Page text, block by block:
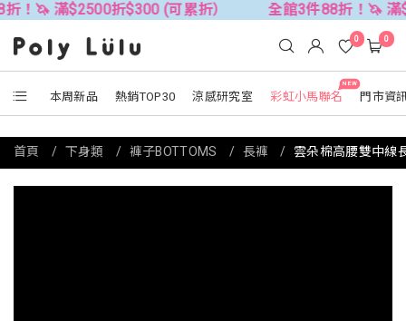
折$300 (可累折） 全館3件88折！🦄 滿$2500折
本周新品 熱銷TOP30 涼感研究室
NEW
彩虹小馬聯名 門市資
0 0
首頁 下身類 褲子BOTTOMS 長褲 雲朵棉高腰雙中線